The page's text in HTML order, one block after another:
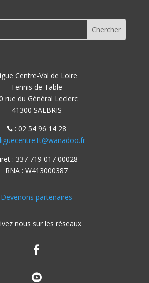
Centre-Val de Loire
Tennis de Table
rue du Général Leclerc
41300 SALBRIS
 : 02 54 96 14 28
liguecentre.tt@wanadoo.fr
: 337 719 017 00028
RNA : W413000387
Devenons partenaires
nous sur les réseaux

